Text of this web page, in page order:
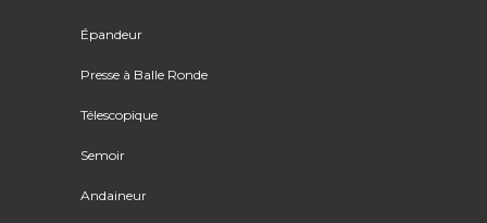
Épandeur
Presse à Balle Ronde
Télescopique
Semoir
Andaineur